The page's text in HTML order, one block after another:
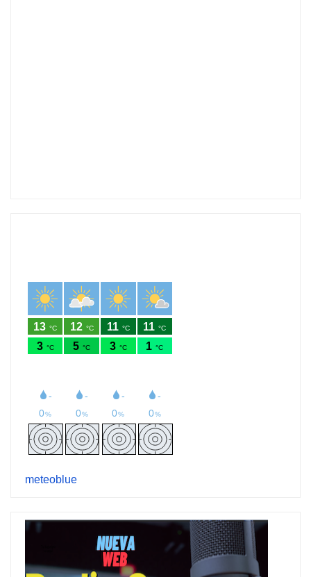
meteoblue